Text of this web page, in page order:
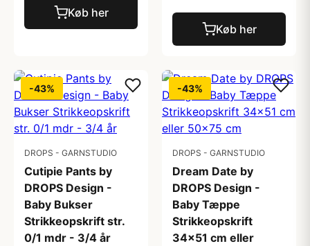
Køb her
Køb her
-43%
DROPS - GARNSTUDIO
Cutipie Pants by
DROPS Design -
Baby Bukser
Strikkeopskrift str.
0/1 mdr - 3/4 år
-43%
DROPS - GARNSTUDIO
Dream Date by
DROPS Design -
Baby Tæppe
Strikkeopskrift
34x51 cm eller